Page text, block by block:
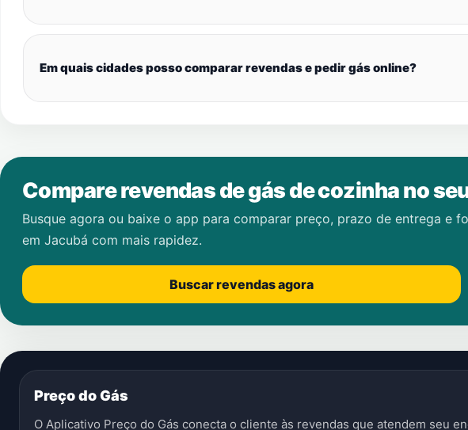
Em quais cidades posso comparar revendas e pedir gás online?
Compare revendas de gás de cozinha no
Busque agora ou baixe o app para comparar preço, prazo de entrega e
em Jacubá com mais rapidez.
Buscar revendas agora
Preço do Gás
O Aplicativo Preço do Gás conecta o cliente às revendas que atendem seu